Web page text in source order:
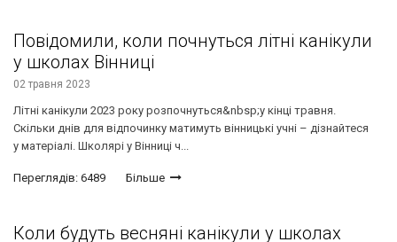
Повідомили, коли почнуться літні канікули
у школах Вінниці
02 травня 2023
Літні канікули 2023 року розпочнуться&nbsp;у кінці травня.
Скільки днів для відпочинку матимуть вінницькі учні – дізнайтеся
у матеріалі. Школярі у Вінниці ч...
Переглядів: 6489 Більше
Коли будуть весняні канікули у школах